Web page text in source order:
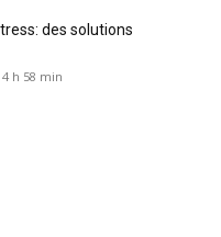
des solutions
h 58 min